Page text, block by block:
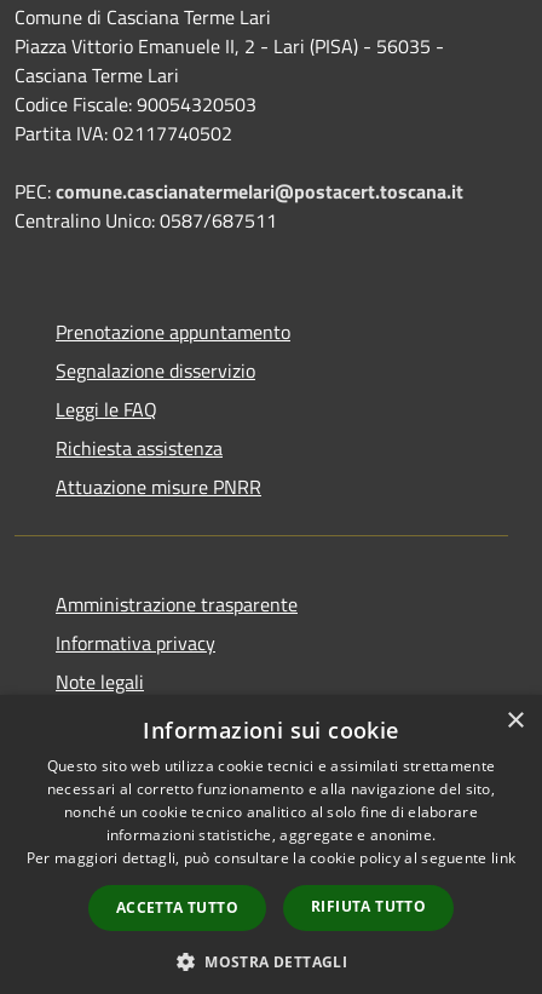
Comune di Casciana Terme Lari
Piazza Vittorio Emanuele II, 2 - Lari (PISA) - 56035 -
Casciana Terme Lari
Codice Fiscale: 90054320503
Partita IVA: 02117740502
PEC:comune.cascianatermelari@postacert.toscana.it
Centralino Unico: 0587/687511
Prenotazione appuntamento
Segnalazione disservizio
Leggi le FAQ
Richiesta assistenza
Attuazione misure PNRR
Amministrazione trasparente
Informativa privacy
Note legali
Dichiarazione di accessibilità
Accessibilità
Copyright © 2026 • Comune di
Casciana Terme Lari • Powered
byMunicipium
Accesso
redazione
×
Informazioni sui cookie
Questo sito web utilizza cookie tecnici e assimilati strettamente
necessari al corretto funzionamento e alla navigazione del sito,
nonché un cookie tecnico analitico al solo fine di elaborare
informazioni statistiche, aggregate e anonime.
Per maggiori dettagli, può consultare la cookie policy al seguente link
ACCETTA TUTTO RIFIUTA TUTTO
MOSTRA DETTAGLI